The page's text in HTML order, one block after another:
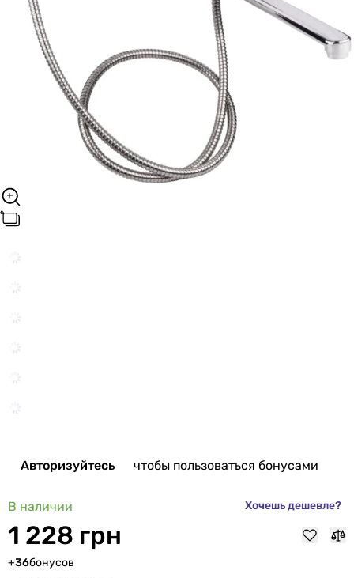
Авторизуйтесь чтобы пользоваться бонусами
В наличии Хочешь дешевле?
1 228 грн
+36бонусов